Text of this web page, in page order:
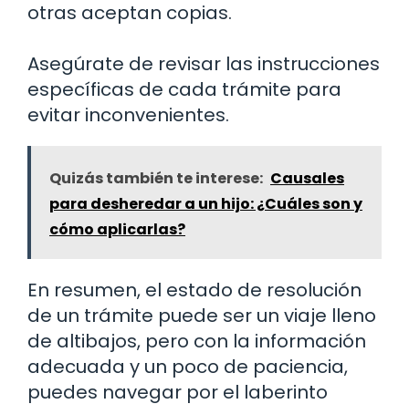
otras aceptan copias.
Asegúrate de revisar las instrucciones
específicas de cada trámite para
evitar inconvenientes.
Quizás también te interese: Causales
para desheredar a un hijo: ¿Cuáles son y
cómo aplicarlas?
En resumen, el estado de resolución
de un trámite puede ser un viaje lleno
de altibajos, pero con la información
adecuada y un poco de paciencia,
puedes navegar por el laberinto